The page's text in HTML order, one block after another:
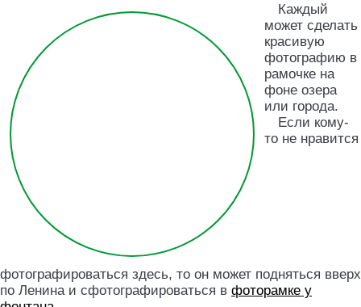
Каждый
может сделать
красивую
фотографию в
рамочке на
фоне озера
или города.
Если кому-
то не нравится
фотографироваться здесь, то он может подняться вверх
по Ленина и сфотографироваться в фоторамке у